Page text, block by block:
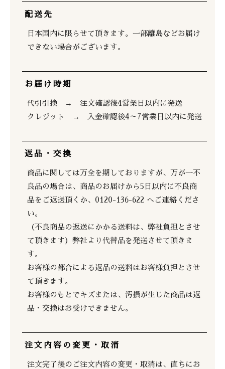
配送先
日本国内に限らせて頂きます。一部離島などお届け
できない場合がございます。
お届け時期
代引引換 → 注文確認後4営業日以内に発送
クレジット → 入金確認後4～7営業日以内に発送
返品・交換
商品に関しては万全を期しておりますが、万が一不
良品の場合は、商品のお届けから5日以内に不良商
品をご返送頂くか、0120-136-622 へご連絡くださ
い。
（不良商品の返送にかかる送料は、弊社負担とさせ
て頂きます）弊社より代替品を発送させて頂きま
す。
お客様の都合による返品の送料はお客様負担とさせ
て頂きます。
お客様のもとでキズまたは、汚損が生じた商品は返
品・交換はお受けできません。
注文内容の変更・取消
注文完了後のご注文内容の変更・取消は、直ちにお